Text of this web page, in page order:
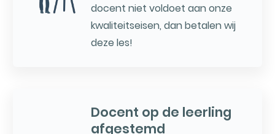
docent niet voldoet aan onze
kwaliteitseisen, dan betalen wij
deze les!
Docent op de leerling
afgestemd